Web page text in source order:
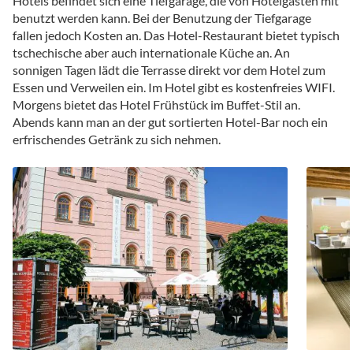
benutzt werden kann. Bei der Benutzung der Tiefgarage
fallen jedoch Kosten an. Das Hotel-Restaurant bietet typisch
tschechische aber auch internationale Küche an. An
sonnigen Tagen lädt die Terrasse direkt vor dem Hotel zum
Essen und Verweilen ein. Im Hotel gibt es kostenfreies WIFI.
Morgens bietet das Hotel Frühstück im Buffet-Stil an.
Abends kann man an der gut sortierten Hotel-Bar noch ein
erfrischendes Getränk zu sich nehmen.